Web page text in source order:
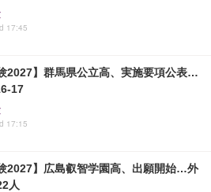
17:45
2027】群馬県公立高、実施要項公表…
17
17:15
2027】広島叡智学園高、出願開始…外
人